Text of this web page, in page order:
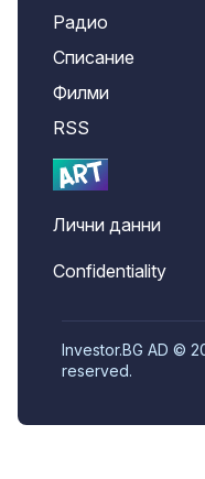
Радио
Списание
Филми
RSS
Лични данни
Confidentiality
Investor.BG AD ©
reserved.